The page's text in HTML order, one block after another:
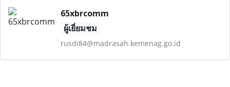
65xbrcomm
ผู้เยี่ยมชม
rusdi84@madrasah.kemenag.go.id